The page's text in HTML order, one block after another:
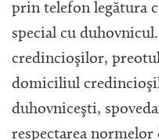
prin telefon legătura
special cu
credincioşilor, preotul
domiciliul
duhovniceşti,
respectarea